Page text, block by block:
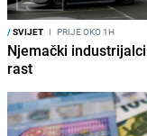
/SVIJET I PRIJE OKO 1H
Njemački
rast